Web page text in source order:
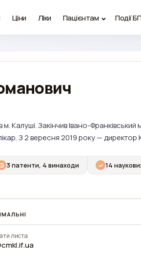
Ціни Ліки Пацієнтам Події
Калуші. Закінчив Івано-
З 2 вересня 2019 року —
3 патенти, 4 винаходи 14
листа